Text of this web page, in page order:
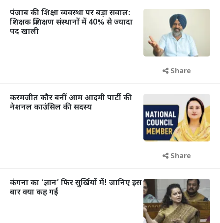
पंजाब की शिक्षा व्यवस्था पर बड़ा सवाल:
शिक्षक प्रशिक्षण संस्थानों में 40% से ज्यादा
पद खाली
Share
करमजीत कौर बनीं आम आदमी पार्टी की
नेशनल काउंसिल की सदस्य
Share
कंगना का ‘ज्ञान’ फिर सुर्खियों में! जानिए इस
बार क्या कह गईं